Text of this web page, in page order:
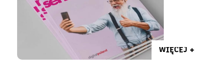
WIĘCEJ +